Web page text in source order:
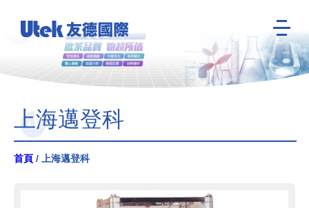
上海邁登科
首頁 / 上海邁登科